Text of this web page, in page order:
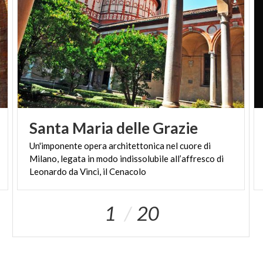
Santa Maria delleGrazie
Un'imponente opera architettonica nel cuore di
Milano, legata in modo indissolubile all’affresco di
Leonardo da Vinci, il Cenacolo
1 20